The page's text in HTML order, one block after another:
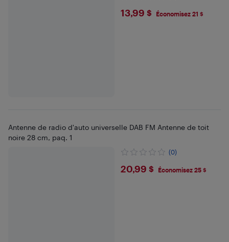
$13.99
13,99 $ Économisez 21 $
Antenne de radio d'auto universelle DAB FM Antenne de toit
noire 28 cm, paq. 1
(0)
$20.99
20,99 $ Économisez 25 $